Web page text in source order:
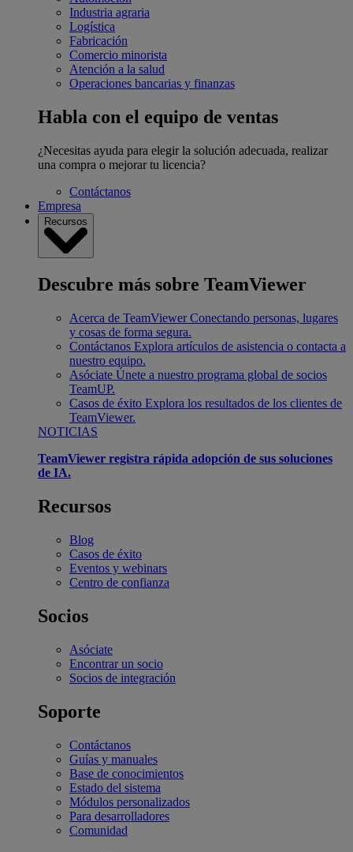
Industria agraria
Logística
Fabricación
Comercio minorista
Atención a la salud
Operaciones bancarias y finanzas
Habla con el equipo de ventas
¿Necesitas ayuda para elegir la solución adecuada, realizar
una compra o mejorar tu licencia?
Contáctanos
Empresa
Recursos
Descubre más sobre TeamViewer
Acerca de TeamViewer Conectando personas, lugares
y cosas de forma segura.
Contáctanos Explora artículos de asistencia o contacta a
nuestro equipo.
Asóciate Únete a nuestro programa global de socios
TeamUP.
Casos de éxito Explora los resultados de los clientes de
TeamViewer.
NOTICIAS
TeamViewer registra rápida adopción de sus soluciones
de IA.
Recursos
Blog
Casos de éxito
Eventos y webinars
Centro de confianza
Socios
Asóciate
Encontrar un socio
Socios de integración
Soporte
Contáctanos
Guías y manuales
Base de conocimientos
Estado del sistema
Módulos personalizados
Para desarrolladores
Comunidad